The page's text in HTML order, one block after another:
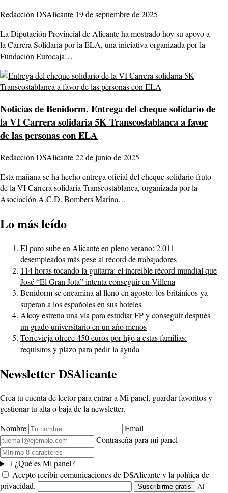
Redacción DSAlicante 19 de septiembre de 2025
La Diputación Provincial de Alicante ha mostrado hoy su apoyo a
la Carrera Solidaria por la ELA, una iniciativa organizada por la
Fundación Eurocaja…
Noticias de Benidorm. Entrega del cheque solidario de
la VI Carrera solidaria 5K Transcostablanca a favor
de las personas con ELA
Redacción DSAlicante22 de junio de 2025
Esta mañana se ha hecho entrega oficial del cheque solidario fruto
de la VI Carrera solidaria Transcostablanca, organizada por la
Asociación A.C.D. Bombers Marina…
Lo más leído
El paro sube en Alicante en pleno verano: 2.011
desempleados más pese al récord de trabajadores
114 horas tocando la guitarra: el increíble récord mundial que
José “El Gran Jota” intenta conseguir en Villena
Benidorm se encamina al lleno en agosto: los británicos ya
superan a los españoles en sus hoteles
Alcoy estrena una vía para estudiar FP y conseguir después
un grado universitario en un año menos
Torrevieja ofrece 450 euros por hijo a estas familias:
requisitos y plazo para pedir la ayuda
Newsletter DSAlicante
Crea tu cuenta de lector para entrar a Mi panel, guardar favoritos y
gestionar tu alta o baja de la newsletter.
Nombre
Email
Contraseña para mi panel
i¿Qué es Mi panel?
Acepto recibir comunicaciones de DSAlicante y la política de
privacidad.
Suscribirme gratis
Al